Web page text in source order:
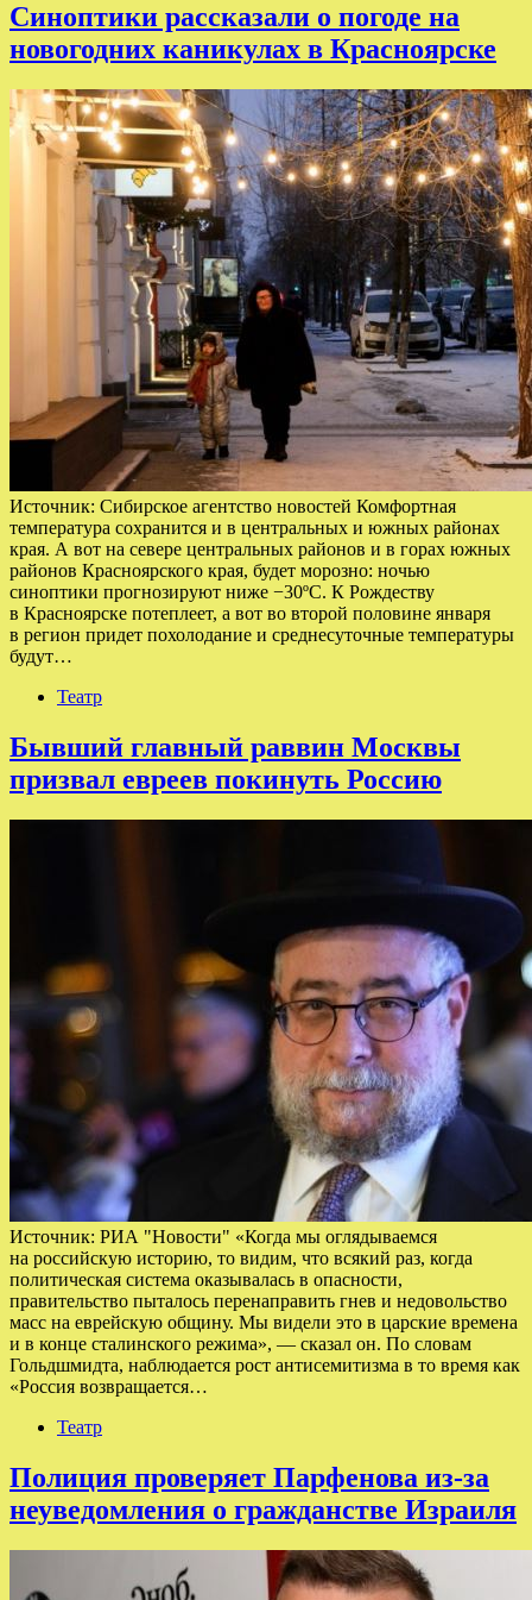
Синоптики рассказали о погоде на
новогодних каникулах в Красноярске
Источник: Сибирское агентство новостей Комфортная
температура сохранится и в центральных и южных районах
края. А вот на севере центральных районов и в горах южных
районов Красноярского края, будет морозно: ночью
синоптики прогнозируют ниже −30ºС. К Рождеству
в Красноярске потеплеет, а вот во второй половине января
в регион придет похолодание и среднесуточные температуры
будут…
Театр
Бывший главный раввин Москвы
призвал евреев покинуть Россию
Источник: РИА "Новости" «Когда мы оглядываемся
на российскую историю, то видим, что всякий раз, когда
политическая система оказывалась в опасности,
правительство пыталось перенаправить гнев и недовольство
масс на еврейскую общину. Мы видели это в царские времена
и в конце сталинского режима», — сказал он. По словам
Гольдшмидта, наблюдается рост антисемитизма в то время как
«Россия возвращается…
Театр
Полиция проверяет Парфенова из-за
неуведомления о гражданстве Израиля